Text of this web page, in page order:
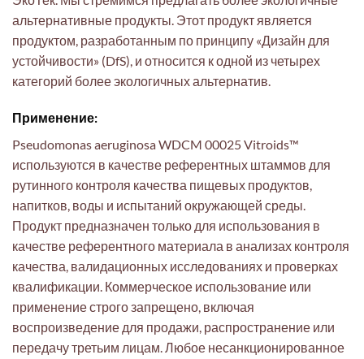
альтернативные продукты. Этот продукт является
продуктом, разработанным по принципу «Дизайн для
устойчивости» (DfS), и относится к одной из четырех
категорий более экологичных альтернатив.
Применение:
Pseudomonas aeruginosa WDCM 00025 Vitroids™
используются в качестве референтных штаммов для
рутинного контроля качества пищевых продуктов,
напитков, воды и испытаний окружающей среды.
Продукт предназначен только для использования в
качестве референтного материала в анализах контроля
качества, валидационных исследованиях и проверках
квалификации. Коммерческое использование или
применение строго запрещено, включая
воспроизведение для продажи, распространение или
передачу третьим лицам. Любое несанкционированное